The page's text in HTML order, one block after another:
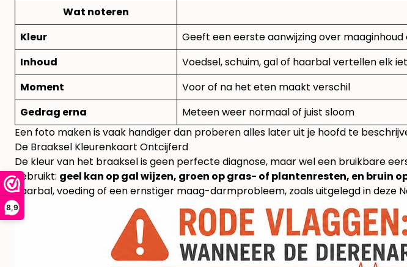
8,9
Wat noteren
Kleur
Geeft een eerste aanwijzing over maaginhoud
Inhoud
Voedsel, schuim, gal of haarbal vertellen elk
Moment
Voor of na het eten maakt verschil
Gedrag erna
Meteen weer normaal of juist sloom
Een foto maken is vaak handiger dan proberen alles later uit je hoofd te
De Braaksel Kleurenkaart Ontcijferd
De kleur van het braaksel is geen perfecte diagnose, maar wel een bruikbare
gebruikt: geel kan op gal wijzen, groen op gras- of plantenresten, en bruin
haarbal, voeding of een ernstiger maag-darmprobleem, zoals uitgelegd in deze